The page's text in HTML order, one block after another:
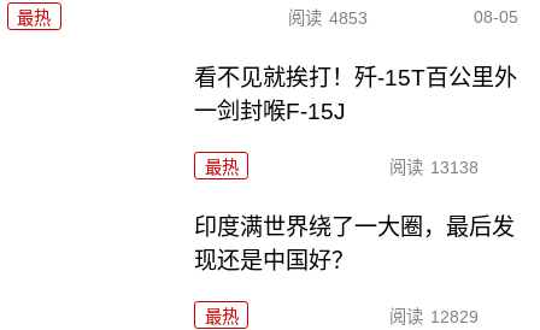
最热 阅读 4853 08-05
看不见就挨打！歼-15T百公里外
一剑封喉F-15J
最热 阅读 13138
印度满世界绕了一大圈，最后发
现还是中国好？
最热 阅读 12829